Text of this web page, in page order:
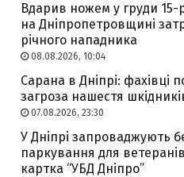
Вдарив ножем у груди 15-
на Дніпропетровщині
річного нападника
08.08.2026, 10:04
Сарана в Дніпрі: фахівці
загроза нашестя
07.08.2026, 23:30
У Дніпрі запроваджують
паркування для
картка “УБД Дніпро”